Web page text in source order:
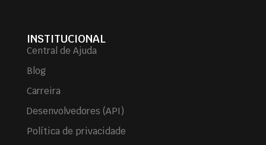
INSTITUCIONAL
Central de Ajuda
Blog
Carreira
Desenvolvedores (API)
Política de privacidade